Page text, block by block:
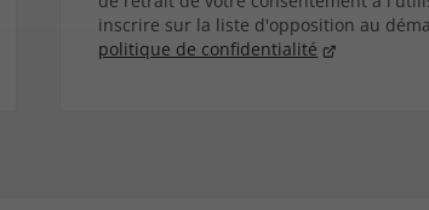
inscrire sur la liste d'opposition au
politique de confidentialité